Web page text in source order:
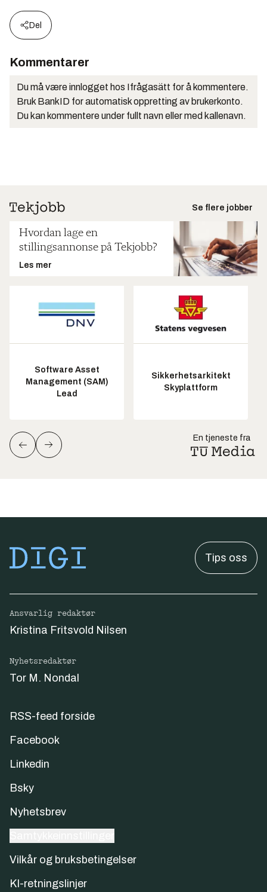
Del
Kommentarer
Du må være innlogget hos Ifrågasätt for å kommentere.
Bruk BankID for automatisk oppretting av brukerkonto.
Du kan kommentere under fullt navn eller med kallenavn.
Se flere jobber
Hvordan lage en
stillingsannonse på Tekjobb?
Les mer
Software Asset
Management (SAM)
Lead
Sikkerhetsarkitekt
Skyplattform
En tjeneste fra
Tips oss
Ansvarlig redaktør
Kristina Fritsvold Nilsen
Nyhetsredaktør
Tor M. Nondal
RSS-feed forside
Facebook
Linkedin
Bsky
Nyhetsbrev
Vilkår og bruksbetingelser
KI-retningslinjer